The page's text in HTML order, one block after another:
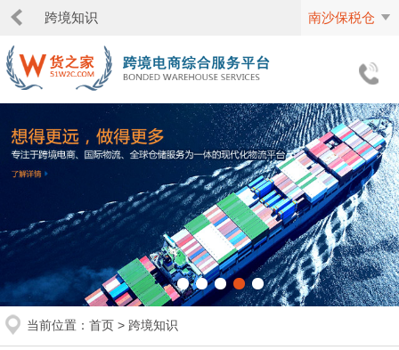
跨境知识 南沙保税仓
当前位置： 首页 > 跨境知识